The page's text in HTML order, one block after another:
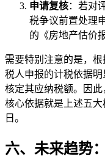
申请复核：若对
税争议前置处理
的《房地产估价
需要特别注意的是，
税人申报的计税依据
核定其应纳税额。因此
核心依据就是上述五
日。
六、未来趋势